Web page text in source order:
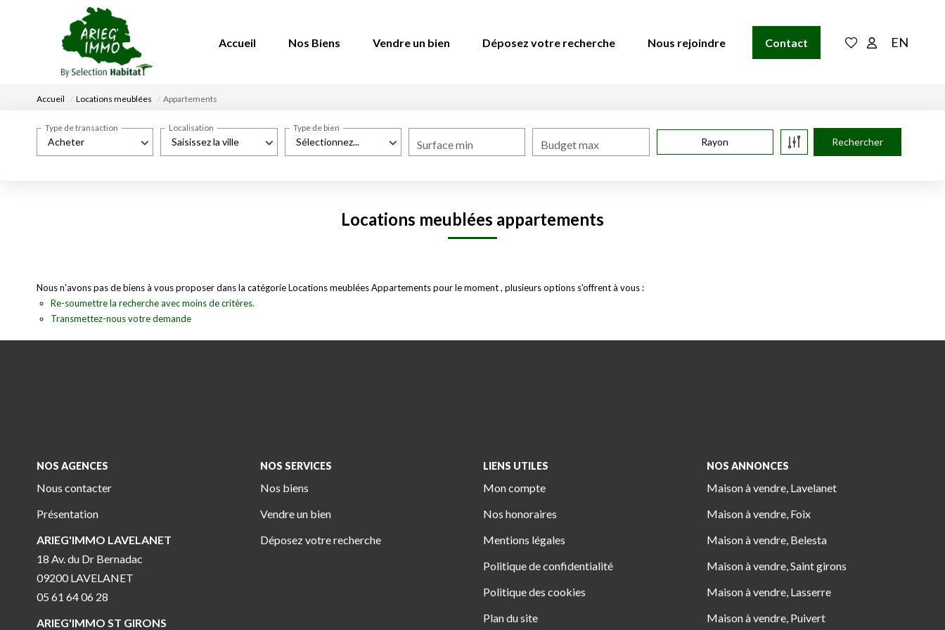
Accueil Nos Biens Vendre un bien Déposez votre recherche Nous rejoindre Contact EN
Accueil Locations meublées Appartements
Acheter
Type de transaction
Saisissez la ville
Localisation
Sélectionnez...
Type de bien
Surface min Budget max Rayon
Locations meublées appartements
Nous n'avons pas de biens à vous proposer dans la catégorie Locations meublées Appartements pour le moment , plusieurs options s'offrent à vous :
Re-soumettre la recherche avec moins de critères.
Transmettez-nous votre demande
NOS AGENCES
Nous contacter
Présentation
ARIEG'IMMO LAVELANET
18 Av. du Dr Bernadac
09200 LAVELANET
05 61 64 06 28
ARIEG'IMMO ST GIRONS
NOS SERVICES
Nos biens
Vendre un bien
Déposez votre recherche
LIENS UTILES
Mon compte
Nos honoraires
Mentions légales
Politique de confidentialité
Politique des cookies
Plan du site
NOS ANNONCES
Maison à vendre, Lavelanet
Maison à vendre, Foix
Maison à vendre, Belesta
Maison à vendre, Saint girons
Maison à vendre, Lasserre
Maison à vendre, Puivert